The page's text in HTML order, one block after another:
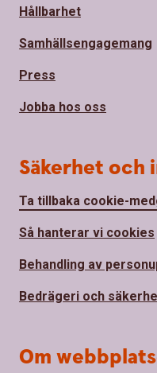
Hållbarhet
Samhällsengagemang
Press
Jobba hos oss
Säkerhet
Ta tillbaka cookie-
Så hanterar vi cookies
Behandling av
Bedrägeri och
Om